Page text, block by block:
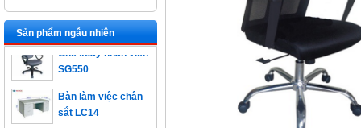
Sản phẩm ngẫu nhiên
ET1400D
Ghế xoay nhân viên
SG550
sắt LC14